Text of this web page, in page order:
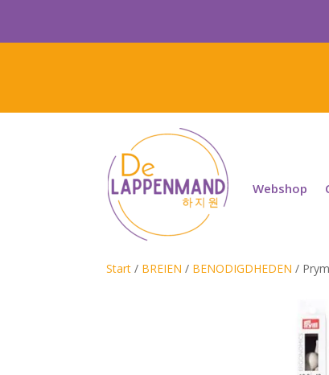
Webshop
Start / BREIEN / BENODIGDHEDEN /